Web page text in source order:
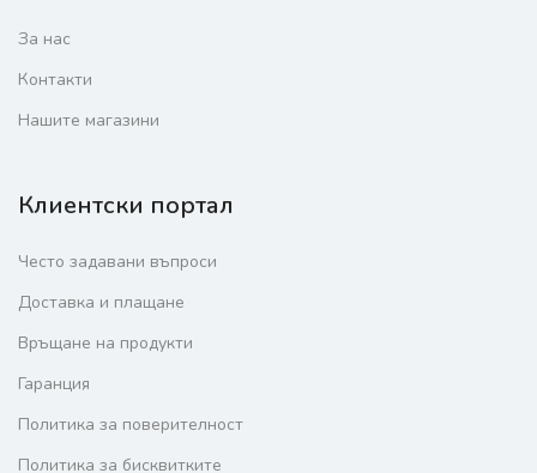
За нас
Контакти
Нашите магазини
Клиентски портал
Често задавани въпроси
Доставка и плащане
Връщане на продукти
Гаранция
Политика за поверителност
Политика за бисквитките